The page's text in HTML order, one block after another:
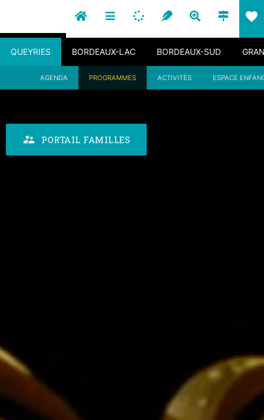
favorite
QUEYRIES BORDEAUX-LAC BORDEAUX-SUD
AGENDA PROGRAMMES ACTIVITÉS ESPACE
supervisor_account PORTAIL FAMILLES